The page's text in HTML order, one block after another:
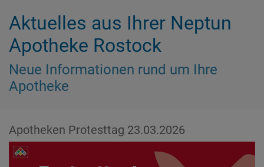
Aktuelles aus Ihrer Neptun
Apotheke Rostock
Neue Informationen rund um Ihre
Apotheke
Apotheken Protesttag 23.03.2026